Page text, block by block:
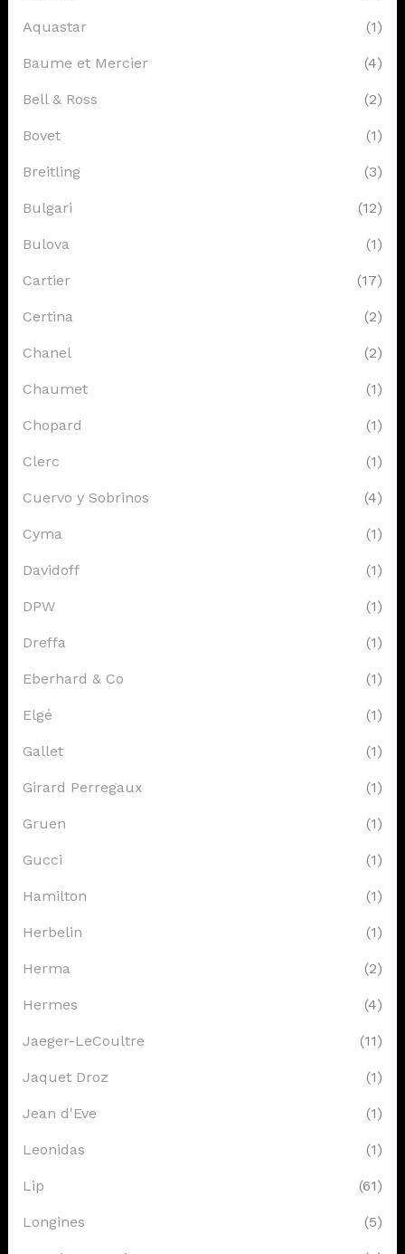
Aquastar (1)
Baume et Mercier (4)
Bell & Ross (2)
Bovet (1)
Breitling (3)
Bulgari (12)
Bulova (1)
Cartier (17)
Certina (2)
Chanel (2)
Chaumet (1)
Chopard (1)
Clerc (1)
Cuervo y Sobrinos (4)
Cyma (1)
Davidoff (1)
DPW (1)
Dreffa (1)
Eberhard & Co (1)
Elgé (1)
Gallet (1)
Girard Perregaux (1)
Gruen (1)
Gucci (1)
Hamilton (1)
Herbelin (1)
Herma (2)
Hermes (4)
Jaeger-LeCoultre (11)
Jaquet Droz (1)
Jean d'Eve (1)
Leonidas (1)
Lip (61)
Longines (5)